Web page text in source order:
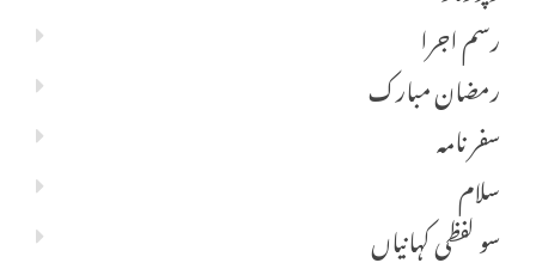
رسم اجرا
رمضان مبارک
سفر نامہ
سلام
سو لفظی کہانیاں